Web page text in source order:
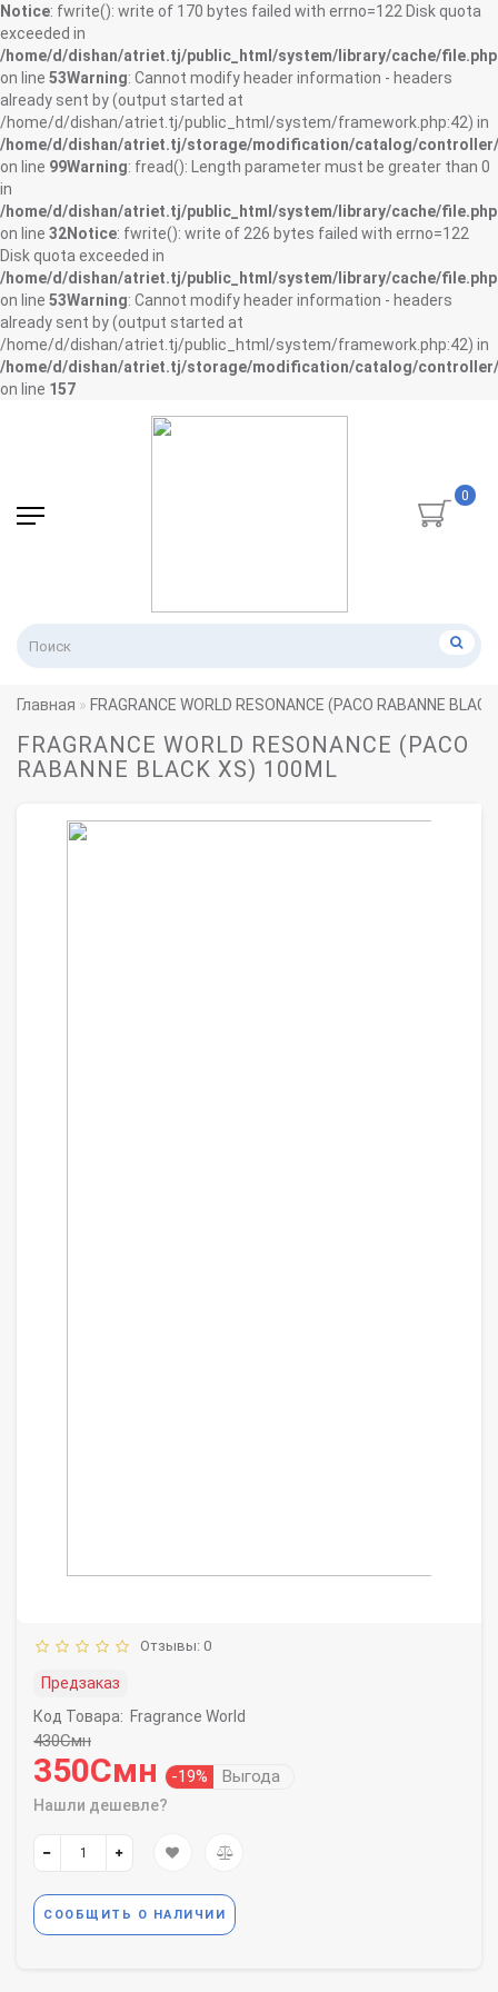
Notice: fwrite(): write of 170 bytes failed with errno=122 Disk quota
exceeded in
/home/d/dishan/atriet.tj/public_html/system/library/cache/file.php
on line 53Warning: Cannot modify header information - headers
already sent by (output started at
/home/d/dishan/atriet.tj/public_html/system/framework.php:42) in
/home/d/dishan/atriet.tj/storage/modification/catalog/
on line 99Warning: fread(): Length parameter must be greater than 0
in
/home/d/dishan/atriet.tj/public_html/system/library/cache/file.php
on line 32Notice: fwrite(): write of 226 bytes failed with errno=122
Disk quota exceeded in
/home/d/dishan/atriet.tj/public_html/system/library/cache/file.php
on line 53Warning: Cannot modify header information - headers
already sent by (output started at
/home/d/dishan/atriet.tj/public_html/system/framework.php:42) in
/home/d/dishan/atriet.tj/storage/modification/catalog/
on line 157
0
Главная FRAGRANCE WORLD RESONANCE (PACO RABANNE
FRAGRANCE WORLD RESONANCE (PACO
RABANNE BLACK XS) 100ML
Отзывы: 0
Предзаказ
Код Товара: Fragrance World
430Смн
350Смн -19% Выгода
Нашли дешевле?
СООБЩИТЬ О НАЛИЧИИ